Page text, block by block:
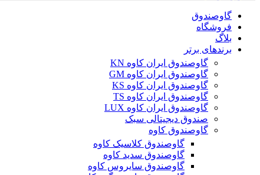
گاوصندوق
فروشگاه
بلاگ
برندهای برتر
گاوصندوق ایران کاوه KN
گاوصندوق ایران کاوه GM
گاوصندوق ایران کاوه KS
گاوصندوق ایران کاوه TS
گاوصندوق ایران کاوه LUX
صندوق دیجیتالی سبک
گاوصندوق کاوه
گاوصندوق کلاسیک کاوه
گاوصندوق سدید کاوه
گاوصندوق سایروس کاوه